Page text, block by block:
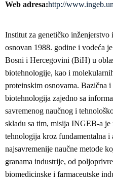
Web adresa http://
Institut za genetičko
osnovan 1988. godine i vodeća
Bosni i Hercegovini (BiH) u
biotehnologije, kao i
proteinskim osnovama. Bazična
biotehnologija zajedno sa
savremenog naučnog i
skladu sa tim, misija INGEB-a
tehnologija kroz fundamentalna
najsavremenije naučne metode
granama industrije, od
biomedicinske i farmaceutske